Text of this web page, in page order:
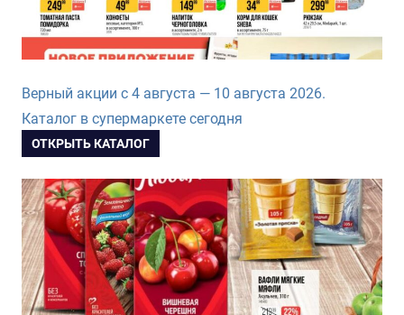
Верный акции с 4 августа — 10 августа 2026.
Каталог в супермаркете сегодня
ОТКРЫТЬ КАТАЛОГ